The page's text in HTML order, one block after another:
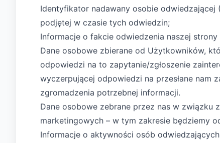
Identyfikator nadawany osobie
podjętej w czasie tych odwiedzin;
Informacje o fakcie odwiedzenia naszej
Dane osobowe zbierane od Użytkowników,
odpowiedzi na to zapytanie/zgłoszenie
wyczerpującej odpowiedzi na przesłane nam
zgromadzenia potrzebnej informacji.
Dane osobowe zebrane przez nas w związku
marketingowych – w tym zakresie będziemy
Informacje o aktywności osób